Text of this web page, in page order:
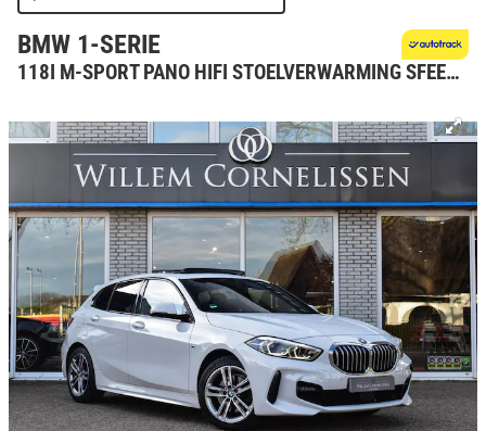
BMW 1-SERIE
118I M-SPORT PANO HIFI STOELVERWARMING SFEER NAVI